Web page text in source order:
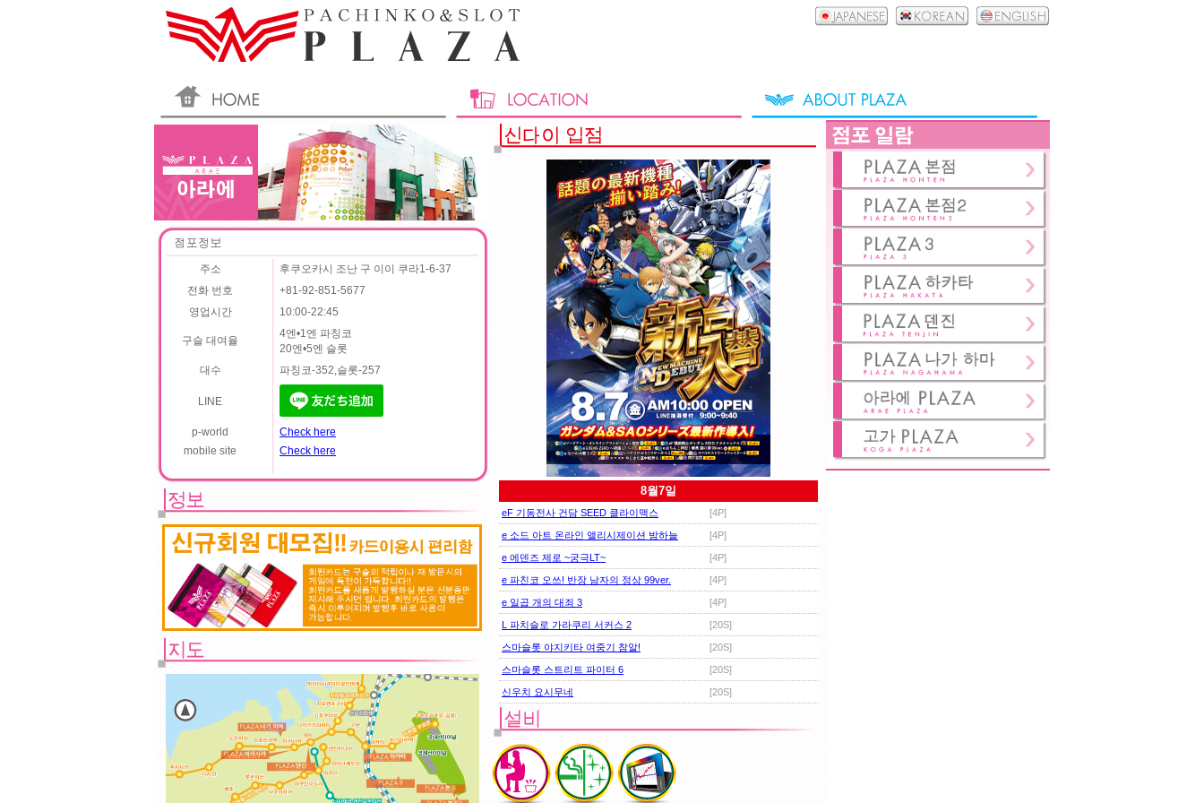
주소
후쿠오카시 조난 구 이이 쿠라1-6-37
전화 번호
+81-92-851-5677
영업시간
10:00-22:45
구슬 대여율
4엔•1엔 파칭코
20엔•5엔 슬롯
대수
파칭코-352,슬롯-257
LINE
p-world
Check here
mobile site
Check here
8월7일
eF 기동전사 건담 SEED 클라이맥스 [4P]
e 소드 아트 온라인 앨리시제이션 밤하늘 [4P]
e 에덴즈 제로 ~궁극LT~ [4P]
e 파친코 오쓰! 반장 남자의 정상 99ver. [4P]
e 일곱 개의 대죄 3 [4P]
L 파치슬로 가라쿠리 서커스 2 [20S]
스마슬롯 야지키타 여중기 참알! [20S]
스마슬롯 스트리트 파이터 6 [20S]
신우치 요시무네 [20S]